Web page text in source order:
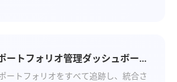
ートフォリオ管理ダッシュボード
ンプレート
ートフォリオをすべて追跡し、統合さ